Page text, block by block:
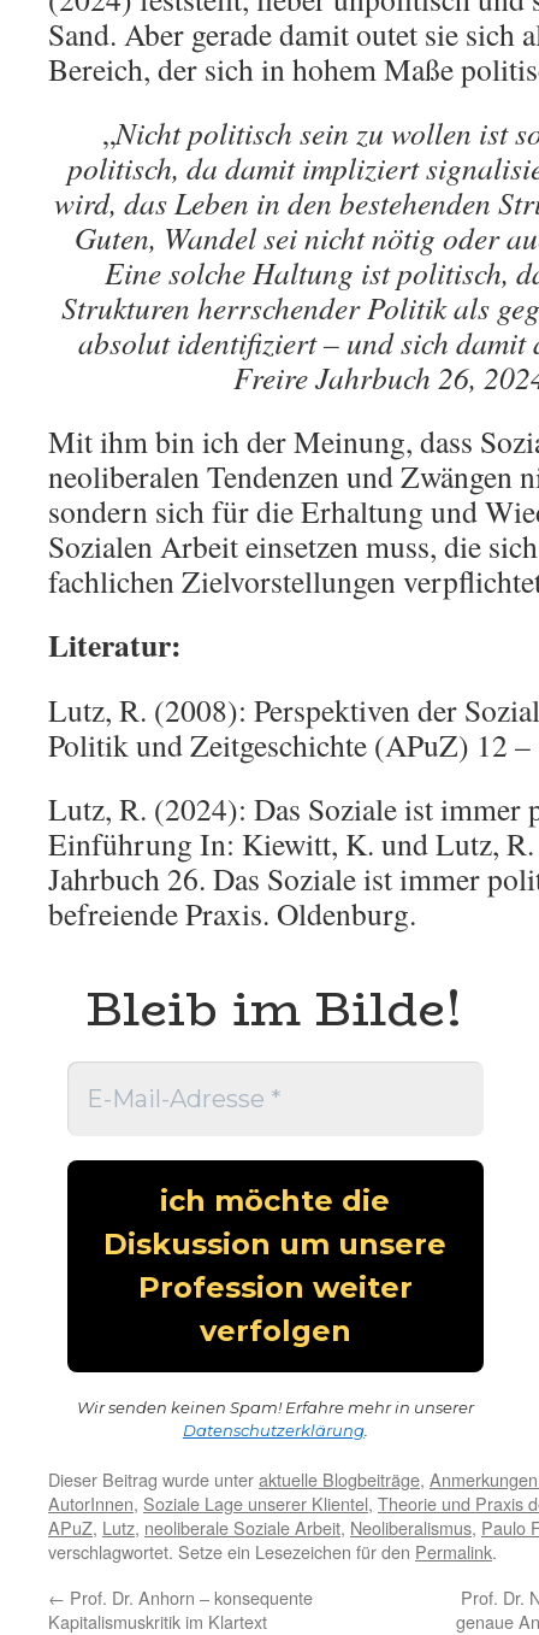
Sand. Aber gerade damit outet sie sich
Bereich, der sich in hohem Maße
„Nicht politisch sein zu wollen ist
politisch, da damit impliziert
wird, das Leben in den bestehenden
Guten, Wandel sei nicht nötig oder
Eine solche Haltung ist politisch,
Strukturen herrschender Politik als
absolut identifiziert – und sich
Freire Jahrbuch 26,
Mit ihm bin ich der Meinung, dass
neoliberalen Tendenzen und Zwängen
sondern sich für die Erhaltung und
Sozialen Arbeit einsetzen muss, die
fachlichen Zielvorstellungen
Literatur:
Lutz, R. (2008): Perspektiven der
Politik und Zeitgeschichte (APuZ) 12
Lutz, R. (2024): Das Soziale ist immer
Einführung In: Kiewitt, K. und Lutz,
Jahrbuch 26. Das Soziale ist immer
befreiende Praxis. Oldenburg.
Bleib im Bilde!
Wir senden keinen Spam! Erfahre mehr in unserer
Datenschutzerklärung.
Dieser Beitrag wurde unteraktuelle Blogbeiträge,
AutorInnen, Soziale Lage unserer Klientel, Theorie und Praxis
APuZ, Lutz, neoliberale Soziale Arbeit, Neoliberalismus, Paulo
verschlagwortet. Setze ein Lesezeichen für den Permalink.
← Prof. Dr. Anhorn – konsequente
Kapitalismuskritik im Klartext
Prof. Dr.
genaue